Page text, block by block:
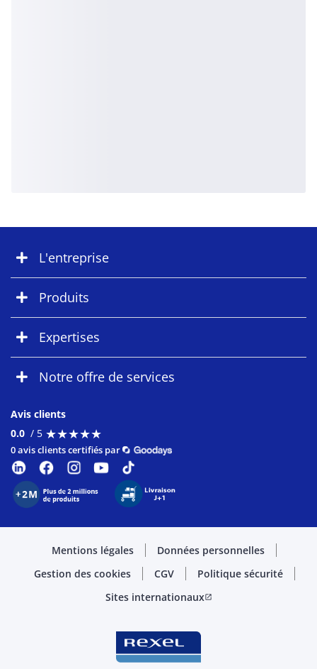
L'entreprise
Produits
Expertises
Notre offre de services
Avis clients
0.0 / 5 ★★★★★
★★★★★
0 avis clients certifiés par
Mentions légales
Données personnelles
Gestion des cookies
CGV
Politique sécurité
Sites internationauxopen_in_new